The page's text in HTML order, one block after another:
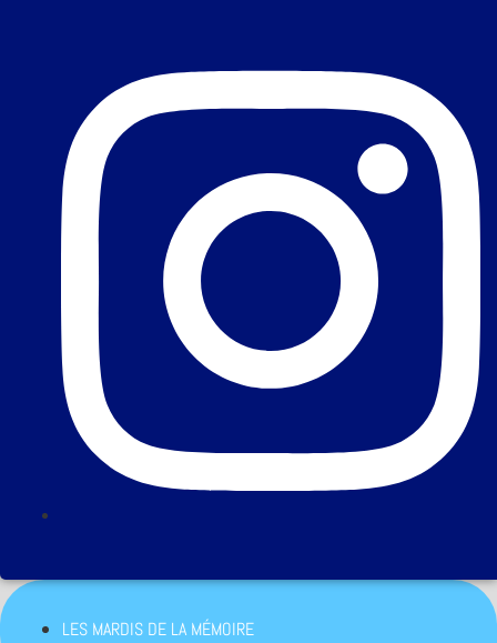
LES MARDIS DE LA MÉMOIRE